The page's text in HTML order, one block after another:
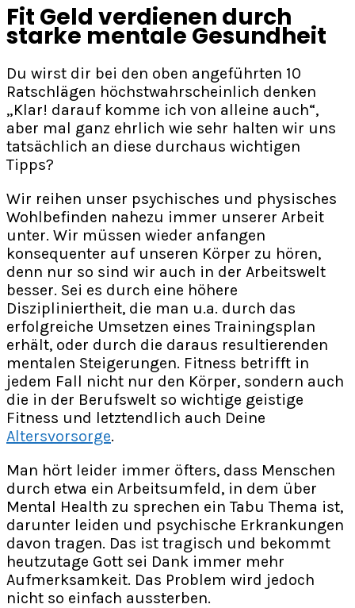
Fit Geld verdienen durch
starke mentale Gesundheit
Du wirst dir bei den oben angeführten 10
Ratschlägen höchstwahrscheinlich denken
„Klar! darauf komme ich von alleine auch“,
aber mal ganz ehrlich wie sehr halten wir uns
tatsächlich an diese durchaus wichtigen
Tipps?
Wir reihen unser psychisches und physisches
Wohlbefinden nahezu immer unserer Arbeit
unter. Wir müssen wieder anfangen
konsequenter auf unseren Körper zu hören,
denn nur so sind wir auch in der Arbeitswelt
besser. Sei es durch eine höhere
Diszipliniertheit, die man u.a. durch das
erfolgreiche Umsetzen eines Trainingsplan
erhält, oder durch die daraus resultierenden
mentalen Steigerungen. Fitness betrifft in
jedem Fall nicht nur den Körper, sondern auch
die in der Berufswelt so wichtige geistige
Fitness und letztendlich auch Deine
Altersvorsorge.
Man hört leider immer öfters, dass Menschen
durch etwa ein Arbeitsumfeld, in dem über
Mental Health zu sprechen ein Tabu Thema ist,
darunter leiden und psychische Erkrankungen
davon tragen. Das ist tragisch und bekommt
heutzutage Gott sei Dank immer mehr
Aufmerksamkeit. Das Problem wird jedoch
nicht so einfach aussterben.